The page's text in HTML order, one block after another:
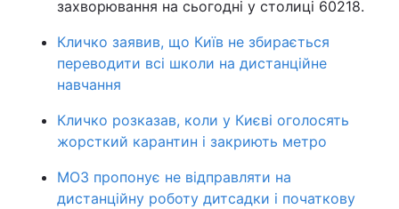
захворювання на сьогодні у столиці 60218.
Кличко заявив, що Київ не збирається
переводити всі школи на дистанційне
навчання
Кличко розказав, коли у Києві оголосять
жорсткий карантин і закриють метро
МОЗ пропонує не відправляти на
дистанційну роботу дитсадки і початкову